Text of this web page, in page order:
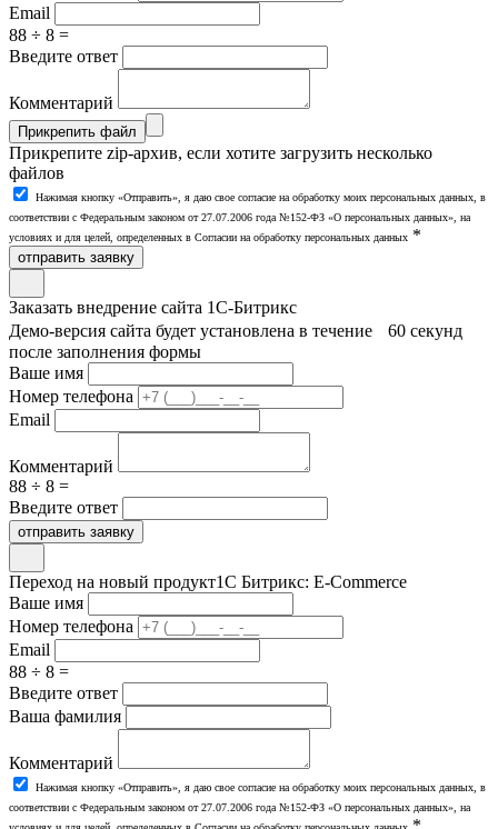
Email
88 ÷ 8 =
Введите ответ
Комментарий
Прикрепить файл
Прикрепите zip-архив, если хотите загрузить несколько
файлов
Нажимая кнопку «Отправить», я даю свое согласие на обработку моих персональных данных, в
соответствии с Федеральным законом от 27.07.2006 года №152-ФЗ «О персональных данных», на
условиях и для целей, определенных в Согласии на обработку персональных данных *
отправить заявку
Заказать внедрение сайта 1С-Битрикс
Демо-версия сайта будет установлена в течение 60 секунд
после заполнения формы
Ваше имя
Номер телефона
Email
Комментарий
88 ÷ 8 =
Введите ответ
отправить заявку
Переход на новый продукт1С Битрикс: E-Commerce
Ваше имя
Номер телефона
Email
88 ÷ 8 =
Введите ответ
Ваша фамилия
Комментарий
Нажимая кнопку «Отправить», я даю свое согласие на обработку моих персональных данных, в
соответствии с Федеральным законом от 27.07.2006 года №152-ФЗ «О персональных данных», на
*